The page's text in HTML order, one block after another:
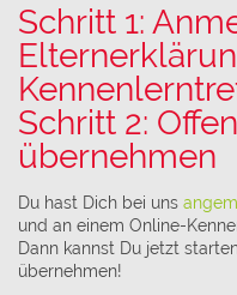
Schritt 1:
Schritt 2:
übernehmen
Du hast Dich bei uns
und an einem Online-
Dann kannst Du jetzt
übernehmen!